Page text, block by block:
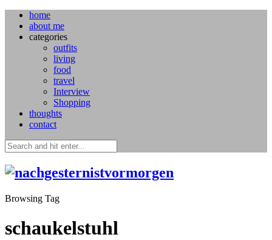
home
about me
categories
outfits
living
food
travel
Interview
Shopping
thoughts
contact
Browsing Tag
schaukelstuhl